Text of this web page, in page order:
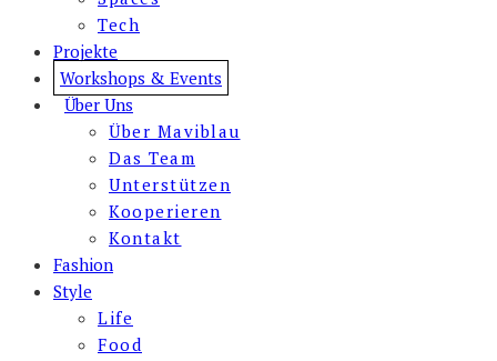
Tech
Projekte
Workshops & Events
Über Uns
Über Maviblau
Das Team
Unterstützen
Kooperieren
Kontakt
Fashion
Style
Life
Food